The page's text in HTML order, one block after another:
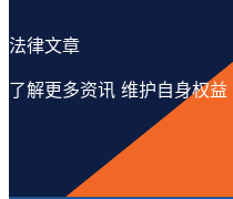
法律文章
了解更多资讯 维护自身权益